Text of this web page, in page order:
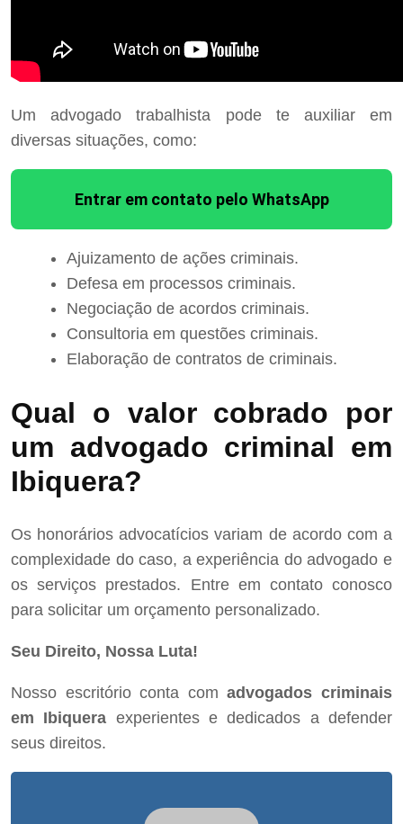
Um advogado trabalhista pode te auxiliar em
diversas situações, como:
Entrar em contato pelo WhatsApp
Ajuizamento de ações criminais.
Defesa em processos criminais.
Negociação de acordos criminais.
Consultoria em questões criminais.
Elaboração de contratos de criminais.
Qual o valor cobrado por
um advogado criminal em
Ibiquera?
Os honorários advocatícios variam de acordo com a
complexidade do caso, a experiência do advogado e
os serviços prestados. Entre em contato conosco
para solicitar um orçamento personalizado.
Seu Direito, Nossa Luta!
Nosso escritório conta comadvogados criminais
em Ibiquera experientes e dedicados a defender
seus direitos.